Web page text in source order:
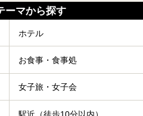
ーマから探す
ホテル
お食事・食事処
女子旅・女子会